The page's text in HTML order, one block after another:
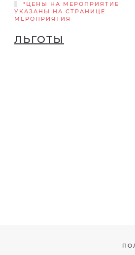
*ЦЕНЫ НА МЕРОПРИЯТИЕ
УКАЗАНЫ НА СТРАНИЦЕ
МЕРОПРИЯТИЯ
ЛЬГОТЫ